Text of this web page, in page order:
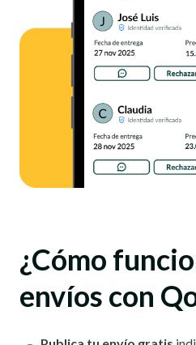
¿Cómo
envíos con